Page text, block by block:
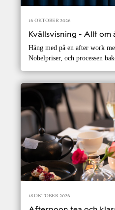
16 OKTOBER 2026
Kvällsvisning - Allt om
Häng med på en after work
Nobelpriser, och processen
18 OKTOBER 2026